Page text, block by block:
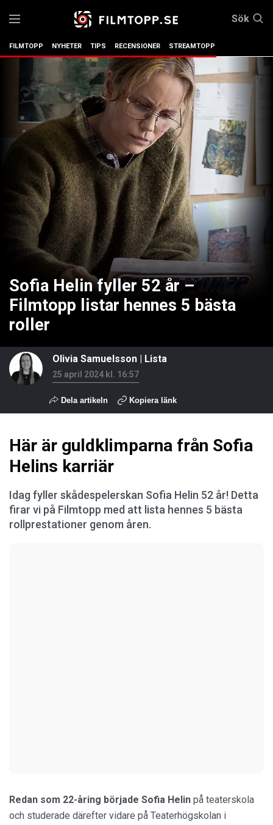
Sök
FILMTOPP NYHETER TIPS RECENSIONER STREAMTOPP
Sofia Helin fyller 52 år –
Filmtopp listar hennes 5 bästa
roller
Olivia Samuelsson | Lista
25 april 2024 kl. 16:57
Dela artikeln Kopiera länk
Här är guldklimparna från Sofia
Helins karriär
Idag fyller skådespelerskan Sofia Helin 52 år! Detta
firar vi på Filmtopp med att lista hennes 5 bästa
rollprestationer genom åren.
Redan som 22-åring började Sofia Helin på teaterskola
och studerade därefter vidare på Teaterhögskolan i